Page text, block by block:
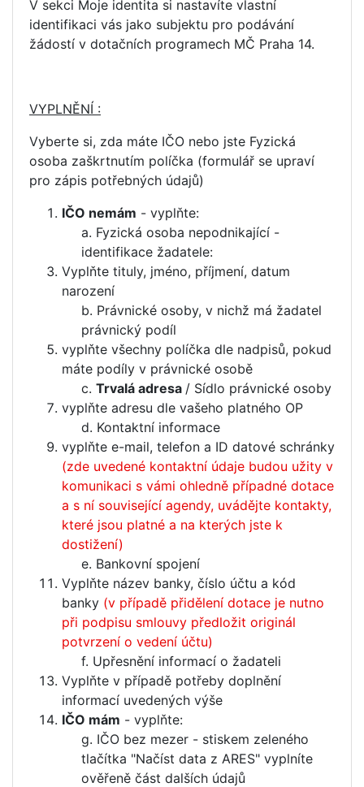
V sekci Moje identita si nastavíte vlastní
identifikaci vás jako subjektu pro podávání
žádostí v dotačních programech MČ Praha 14.
VYPLNĚNÍ :
Vyberte si, zda máte IČO nebo jste Fyzická
osoba zaškrtnutím políčka (formulář se upraví
pro zápis potřebných údajů)
IČO nemám - vyplňte:
Fyzická osoba nepodnikající -
identifikace žadatele:
Vyplňte tituly, jméno, příjmení, datum
narození
Právnické osoby, v nichž má žadatel
právnický podíl
vyplňte všechny políčka dle nadpisů, pokud
máte podíly v právnické osobě
Trvalá adresa / Sídlo právnické osoby
vyplňte adresu dle vašeho platného OP
Kontaktní informace
vyplňte e-mail, telefon a ID datové schránky
(zde uvedené kontaktní údaje budou užity v
komunikaci s vámi ohledně případné dotace
a s ní související agendy, uvádějte kontakty,
které jsou platné a na kterých jste k
dostižení)
Bankovní spojení
Vyplňte název banky, číslo účtu a kód
banky (v případě přidělení dotace je nutno
při podpisu smlouvy předložit originál
potvrzení o vedení účtu)
Upřesnění informací o žadateli
Vyplňte v případě potřeby doplnění
informací uvedených výše
IČO mám - vyplňte:
IČO bez mezer - stiskem zeleného
tlačítka "Načíst data z ARES" vyplníte
ověřeně část dalších údajů